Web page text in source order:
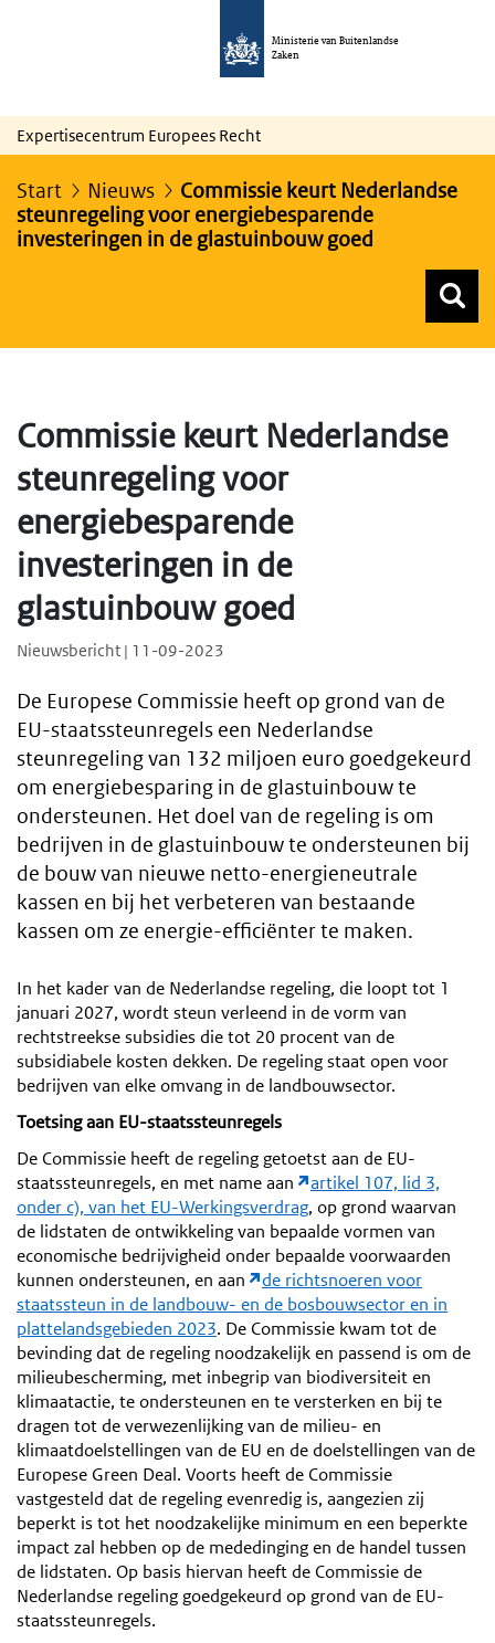
Ministerie van Buitenlandse
Zaken
Expertisecentrum Europees Recht
Start Nieuws
Commissie keurt Nederlandse
steunregeling voor energiebesparende
investeringen in de glastuinbouw goed
Commissie keurt Nederlandse
steunregeling voor
energiebesparende
investeringen in de
glastuinbouw goed
Nieuwsbericht | 11-09-2023
De Europese Commissie heeft op grond van de
EU-staatssteunregels een Nederlandse
steunregeling van 132 miljoen euro goedgekeurd
om energiebesparing in de glastuinbouw te
ondersteunen. Het doel van de regeling is om
bedrijven in de glastuinbouw te ondersteunen bij
de bouw van nieuwe netto-energieneutrale
kassen en bij het verbeteren van bestaande
kassen om ze energie-efficiënter te maken.
In het kader van de Nederlandse regeling, die loopt tot 1
januari 2027, wordt steun verleend in de vorm van
rechtstreekse subsidies die tot 20 procent van de
subsidiabele kosten dekken. De regeling staat open voor
bedrijven van elke omvang in de landbouwsector.
Toetsing aan EU-staatssteunregels
De Commissie heeft de regeling getoetst aan de EU-
staatssteunregels, en met name aan
artikel 107, lid 3,
onder c), van het EU-Werkingsverdrag, op grond waarvan
de lidstaten de ontwikkeling van bepaalde vormen van
economische bedrijvigheid onder bepaalde voorwaarden
kunnen ondersteunen, en aan
de richtsnoeren voor
staatssteun in de landbouw- en de bosbouwsector en in
plattelandsgebieden 2023. De Commissie kwam tot de
bevinding dat de regeling noodzakelijk en passend is om de
milieubescherming, met inbegrip van biodiversiteit en
klimaatactie, te ondersteunen en te versterken en bij te
dragen tot de verwezenlijking van de milieu- en
klimaatdoelstellingen van de EU en de doelstellingen van de
Europese Green Deal. Voorts heeft de Commissie
vastgesteld dat de regeling evenredig is, aangezien zij
beperkt is tot het noodzakelijke minimum en een beperkte
impact zal hebben op de mededinging en de handel tussen
de lidstaten. Op basis hiervan heeft de Commissie de
Nederlandse regeling goedgekeurd op grond van de EU-
staatssteunregels.